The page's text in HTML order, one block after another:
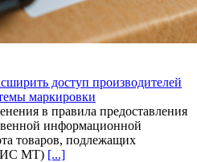
доступ производителей
маркировки
в правила предоставления
информационной
товаров, подлежащих
МТ) [...]